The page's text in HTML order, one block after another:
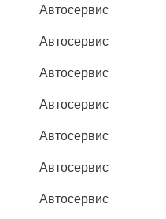
Автосервис
Автосервис
Автосервис
Автосервис
Автосервис
Автосервис
Автосервис